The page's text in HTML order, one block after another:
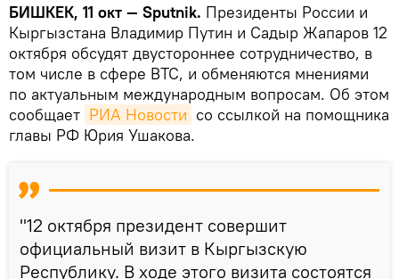
БИШКЕК, 11 окт — Sputnik. Президенты России и
Кыргызстана Владимир Путин и Садыр Жапаров 12
октября обсудят двустороннее сотрудничество, в
том числе в сфере ВТС, и обменяются мнениями
по актуальным международным вопросам. Об этом
сообщает РИА Новости со ссылкой на помощника
главы РФ Юрия Ушакова.
"12 октября президент совершит
официальный визит в Кыргызскую
Республику. В ходе этого визита состоятся